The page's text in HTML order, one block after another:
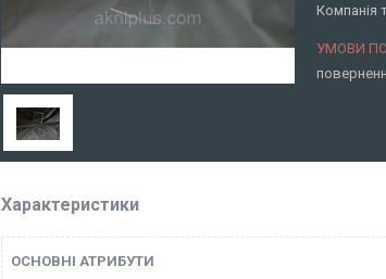
Компанія
Характеристики
ОСНОВНІ АТРИБУТИ